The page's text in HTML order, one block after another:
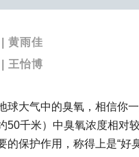
黄雨佳
王怡博
球大气中的臭氧，相信你
50千米）中臭氧浓度相对
的保护作用，称得上是“好臭